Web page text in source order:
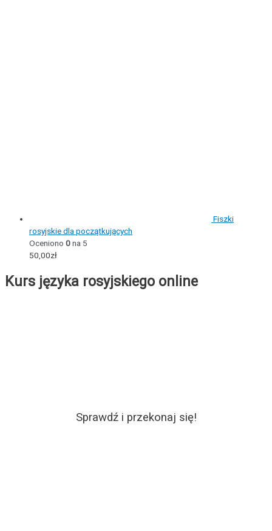
Fiszki
rosyjskie dla początkujących
Oceniono 0na 5
50,00zł
Kurs języka rosyjskiego online
Sprawdź i przekonaj się!